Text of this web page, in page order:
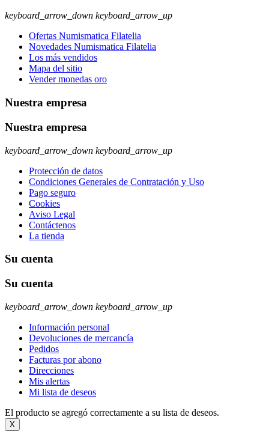
keyboard_arrow_down keyboard_arrow_up
Ofertas Numismatica Filatelia
Novedades Numismatica Filatelia
Los más vendidos
Mapa del sitio
Vender monedas oro
Nuestra empresa
Nuestra empresa
keyboard_arrow_down keyboard_arrow_up
Protección de datos
Condiciones Generales de Contratación y Uso
Pago seguro
Cookies
Aviso Legal
Contáctenos
La tienda
Su cuenta
Su cuenta
keyboard_arrow_down keyboard_arrow_up
Información personal
Devoluciones de mercancía
Pedidos
Facturas por abono
Direcciones
Mis alertas
Mi lista de deseos
El producto se agregó correctamente a su lista de deseos.
X